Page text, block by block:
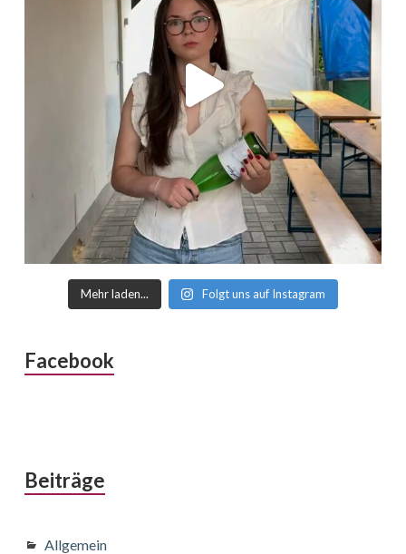
Mehr laden... Folgt uns auf Instagram
Facebook
Beiträge
Allgemein